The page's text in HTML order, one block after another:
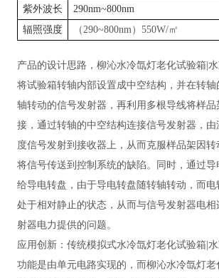
紫外波长
290nm~800nm
辐照强度
（290~800nm）550W/㎡
产品的设计思路，柳沁水冷氙灯老化试验箱 |
将试验箱转轴内部设置成中空结构，并在转
轴转动的信号发射器，再利用多根导线将样
接，通过转轴的中空结构连接信号发射器，
度信号发射到接收器上，从而克服样品架因
将信号传送到控制系统的缺陷。同时，通过
给导电转盘，由于导电转盘随转轴转动，而
处于相对静止的状态，从而与信号发射器电
射器电力提供的问题。
应用创新：传统模拟式水冷氙灯老化试验箱 |
功能是由单元电路实现的，而柳沁水冷氙灯